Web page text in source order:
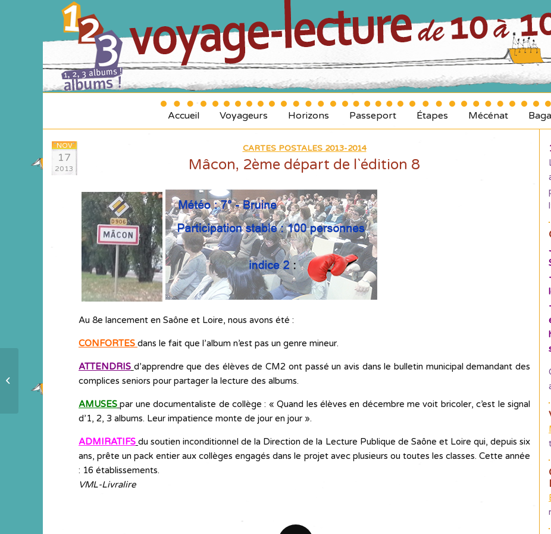
Accueil Voyageurs Horizons Passeport Étapes Mécénat
NOV
17
2013
CARTES POSTALES 2013-2014
Mâcon, 2ème départ de l`édition 8
Au 8e lancement en Saône et Loire, nous avons été :
CONFORTES dans le fait que l’album n’est pas un genre mineur.
ATTENDRIS d’apprendre que des élèves de CM2 ont passé un avis dans le bulletin municipal demandant des
complices seniors pour partager la lecture des albums.
AMUSES par une documentaliste de collège : « Quand les élèves en décembre me voit bricoler, c’est le signal
d’1, 2, 3 albums. Leur impatience monte de jour en jour ».
ADMIRATIFS du soutien inconditionnel de la Direction de la Lecture Publique de Saône et Loire qui, depuis six
ans, prête un pack entier aux collèges engagés dans le projet avec plusieurs ou toutes les classes. Cette année
: 16 établissements.
VML-Livralire
Auxerre, 1er départ de l`édition 8